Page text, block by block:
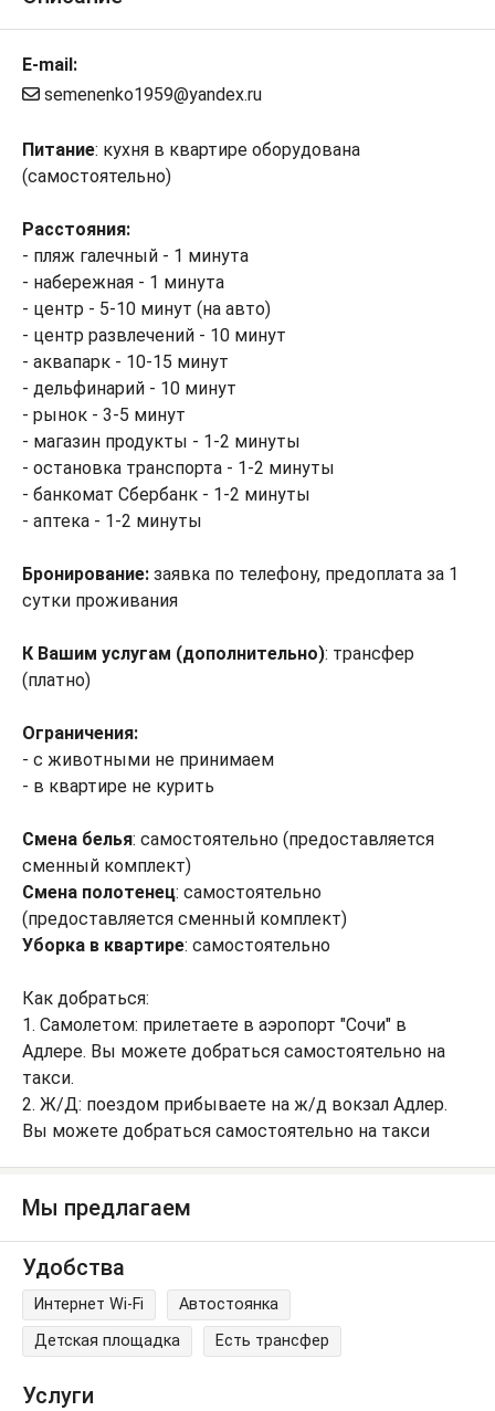
E-mail:
semenenko1959@yandex.ru
Питание: кухня в квартире оборудована
(самостоятельно)
Расстояния:
- пляж галечный - 1 минута
- набережная - 1 минута
- центр - 5-10 минут (на авто)
- центр развлечений - 10 минут
- аквапарк - 10-15 минут
- дельфинарий - 10 минут
- рынок - 3-5 минут
- магазин продукты - 1-2 минуты
- остановка транспорта - 1-2 минуты
- банкомат Сбербанк - 1-2 минуты
- аптека - 1-2 минуты
Бронирование: заявка по телефону, предоплата за 1
сутки проживания
К Вашим услугам (дополнительно): трансфер
(платно)
Ограничения:
- с животными не принимаем
- в квартире не курить
Смена белья: самостоятельно (предоставляется
сменный комплект)
Смена полотенец: самостоятельно
(предоставляется сменный комплект)
Уборка в квартире: самостоятельно
Как добраться:
1. Самолетом: прилетаете в аэропорт "Сочи" в
Адлере. Вы можете добраться самостоятельно на
такси.
2. Ж/Д: поездом прибываете на ж/д вокзал Адлер.
Вы можете добраться самостоятельно на такси
Мы предлагаем
Удобства
Интернет Wi-Fi
Автостоянка
Детская площадка
Есть трансфер
Услуги